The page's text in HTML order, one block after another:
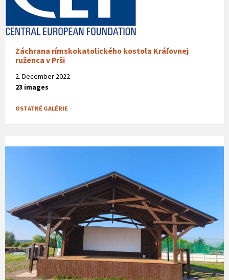
Záchrana rímskokatolického kostola Kráľovnej
ruženca v Prši
2. December 2022
23 images
OSTATNÉ GALÉRIE